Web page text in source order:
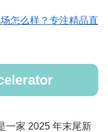
怎么样？专注精品直
一家 2025 年末尾新